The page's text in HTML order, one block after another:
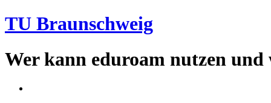
TU Braunschweig
Wer kann eduroam nutzen und